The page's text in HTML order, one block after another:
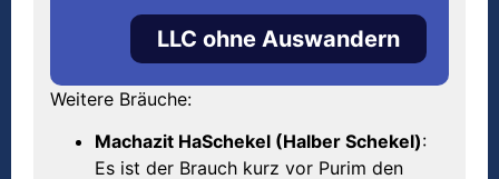
LLC ohne Auswandern
Weitere Bräuche:
Machazit HaSchekel (Halber Schekel):
Es ist der Brauch kurz vor Purim den